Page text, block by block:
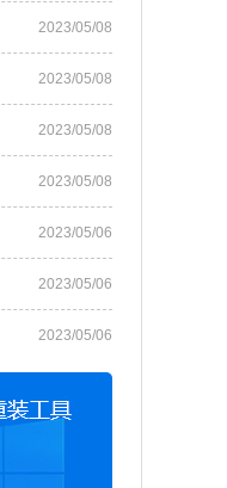
2023/05/08
2023/05/08
2023/05/08
2023/05/08
2023/05/06
2023/05/06
2023/05/06